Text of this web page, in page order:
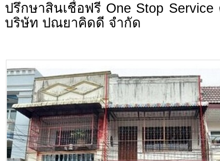
ปรึกษาสินเชื่อฟรี One Stop
บริษัท ปณยาคิดดี จำกัด